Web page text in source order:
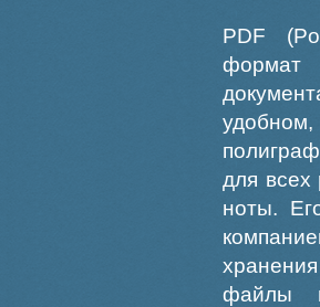
PDF
формат
для всех
ноты.
файлы